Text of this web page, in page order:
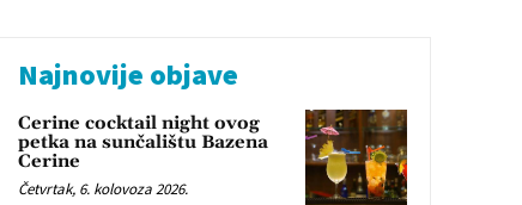
Najnovije objave
Cerine cocktail night ovog
petka na sunčalištu Bazena
Cerine
Četvrtak, 6. kolovoza 2026.